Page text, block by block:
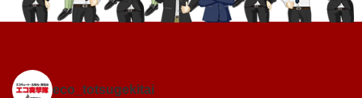
eco_totsugekitai